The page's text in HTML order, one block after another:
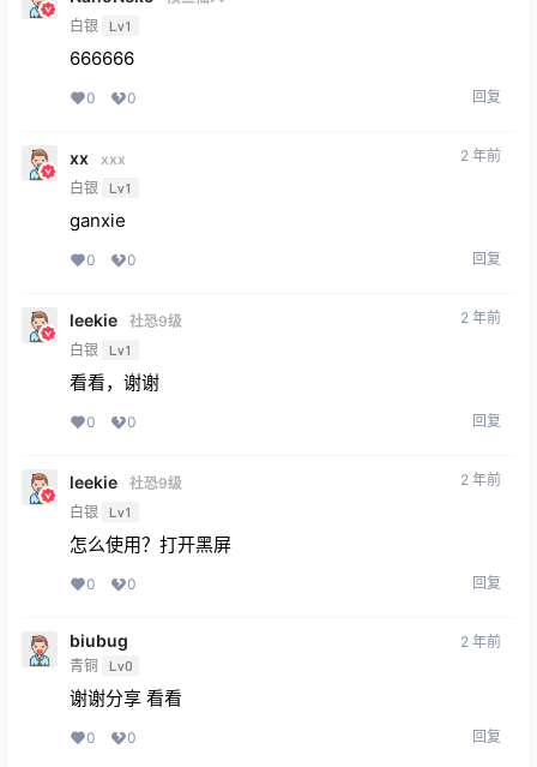
白银
Lv1
666666
0 0 回复
xx
xxx
白银
Lv1
2 年前
ganxie
0 0 回复
leekie
社恐9级
白银
Lv1
2 年前
看看，谢谢
0 0 回复
leekie
社恐9级
白银
Lv1
2 年前
怎么使用？打开黑屏
0 0 回复
biubug
青铜 Lv0
2 年前
谢谢分享 看看
0 0 回复